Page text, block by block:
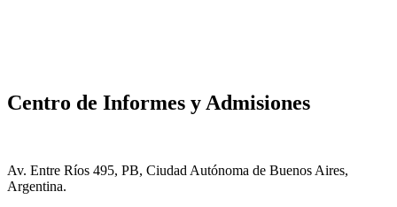
Centro de Informes y Admisiones
Av. Entre Ríos 495, PB, Ciudad Autónoma de Buenos Aires,
Argentina.